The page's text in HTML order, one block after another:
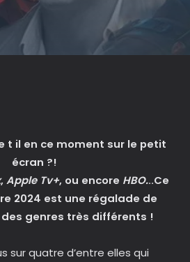
t il en ce moment sur le petit
écran ?!
, Apple Tv+, ou encore HBO...Ce
2024 est une régalade de
genres très différents !
sur quatre d’entre elles qui